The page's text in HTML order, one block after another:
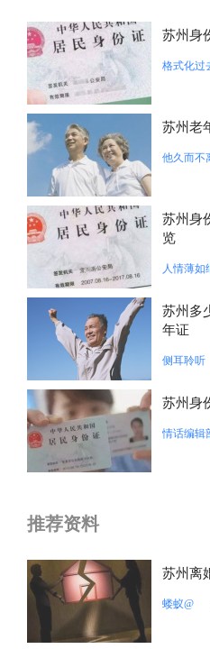
苏州身
格式化过
苏州老
他久而不
苏州身
览
人情薄如
苏州多
年证
侧耳聆听
苏州身
情话编辑
推荐资料
苏州离
蝼蚁@